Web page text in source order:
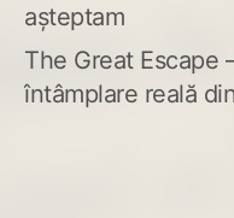
așteptam
The Great Escape
întâmplare reală